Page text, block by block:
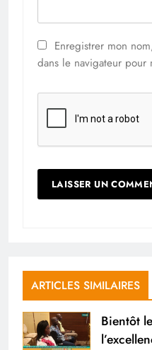
Enregistrer mon
dans le navigateur pour
ARTICLES SIMILAIRES
Bientôt